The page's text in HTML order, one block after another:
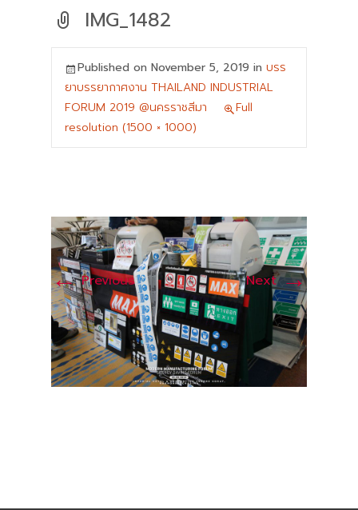
IMG_1482
Published on November 5, 2019 in บรร
ยาบรรยากาศงาน THAILAND INDUSTRIAL
FORUM 2019 @นครราชสีมา
Full
resolution (1500 × 1000)
←Previous Next→